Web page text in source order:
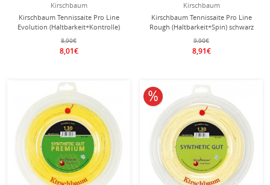
Kirschbaum
Kirschbaum Tennissaite Pro Line
Evolution (Haltbarkeit+Kontrolle)
blau 12m Set
8,90€
8,01€
Kirschbaum
Kirschbaum Tennissaite Pro Line
Rough (Haltbarkeit+Spin) schwarz
12m Set
9,90€
8,91€
10% reduziert